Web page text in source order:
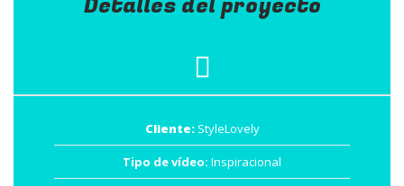
Cliente: StyleLovely
Tipo de vídeo: Inspiracional